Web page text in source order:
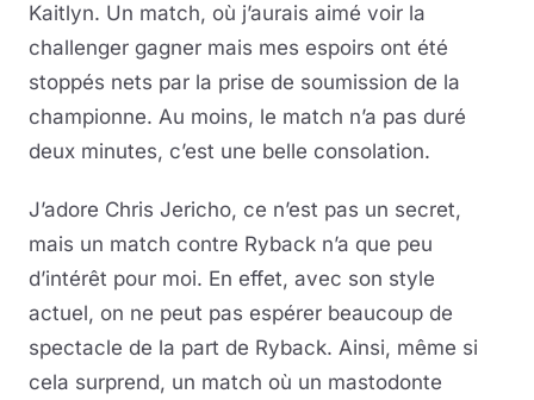
Kaitlyn. Un match, où j’aurais aimé voir la
challenger gagner mais mes espoirs ont été
stoppés nets par la prise de soumission de la
championne. Au moins, le match n’a pas duré
deux minutes, c’est une belle consolation.
J’adore Chris Jericho, ce n’est pas un secret,
mais un match contre Ryback n’a que peu
d’intérêt pour moi. En effet, avec son style
actuel, on ne peut pas espérer beaucoup de
spectacle de la part de Ryback. Ainsi, même si
cela surprend, un match où un mastodonte